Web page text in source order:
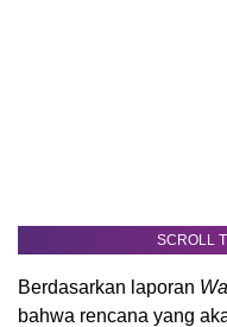
SCROLL
Berdasarkan laporan
bahwa rencana yang